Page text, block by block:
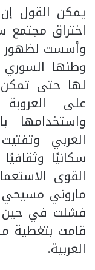
يمكن القول
اختراق مجتمع
وأسست لظهور
وطنها
لها حتى
على
واستخدامها
العربي
سكانيًا
القوى
ماروني مسيحي
فشلت في حين
قامت بتغطية
العربية.